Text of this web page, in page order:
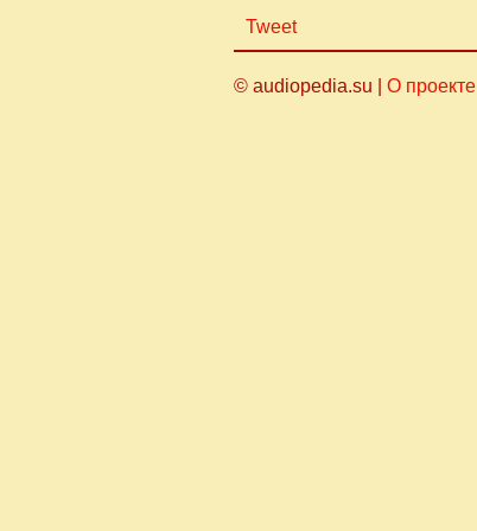
Tweet
© audiopedia.su | О проекте